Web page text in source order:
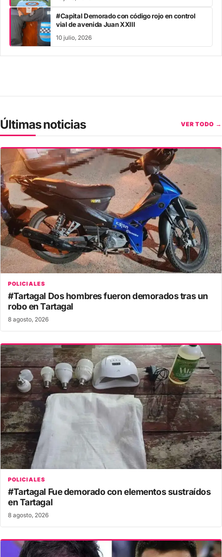
#Capital Demorado con código rojo en control
vial de avenida Juan XXIII
10 julio, 2026
Últimas noticias VER TODO →
POLICIALES
#Tartagal Dos hombres fueron demorados tras un
robo en Tartagal
8 agosto, 2026
POLICIALES
#Tartagal Fue demorado con elementos sustraídos
en Tartagal
8 agosto, 2026